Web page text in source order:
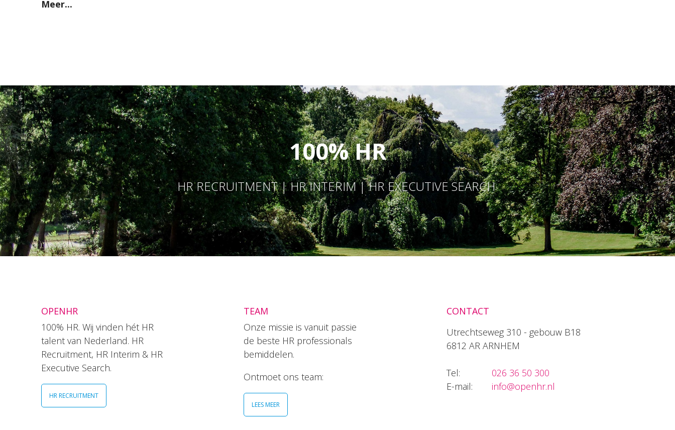
Meer...
100% HR
HR RECRUITMENT | HR INTERIM | HR EXECUTIVE SEARCH
OPENHR
100% HR. Wij vinden hét HR
talent van Nederland. HR
Recruitment, HR Interim & HR
Executive Search.
HR RECRUITMENT
TEAM
Onze missie is vanuit passie
de beste HR professionals
bemiddelen.
Ontmoet ons team:
LEES MEER
CONTACT
Utrechtseweg 310 - gebouw B18
6812 AR ARNHEM
Tel:
026 36 50 300
E-mail:
info@openhr.nl